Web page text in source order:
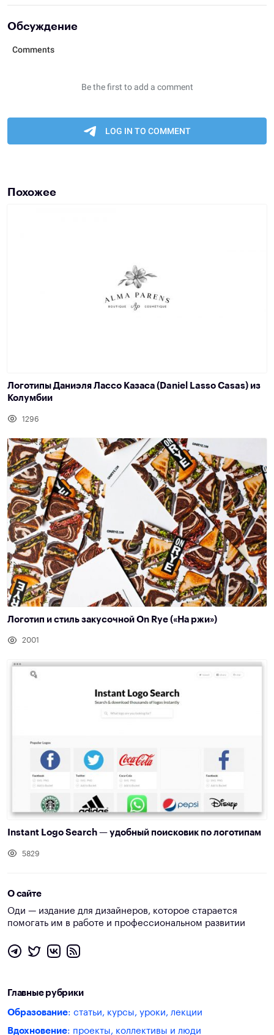
Обсуждение
Похожее
Логотипы Даниэля Лассо Казаса (Daniel Lasso Casas) из
Колумбии
1296
Логотип и стиль закусочной On Rye («На ржи»)
2001
Instant Logo Search — удобный поисковик по логотипам
5829
О сайте
Оди — издание для дизайнеров, которое старается
помогать им в работе и профессиональном развитии
Главные рубрики
Образование: статьи, курсы, уроки, лекции
Вдохновение: проекты, коллективы и люди